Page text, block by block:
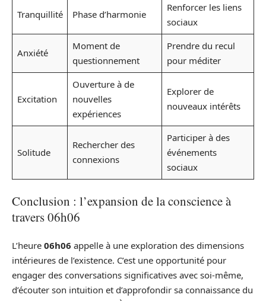
Tranquillité Phase d’harmonie
Renforcer les liens
sociaux
Anxiété
Moment de
questionnement
Prendre du recul
pour méditer
Excitation
Ouverture à de
nouvelles
expériences
Explorer de
nouveaux intérêts
Solitude
Rechercher des
connexions
Participer à des
événements
sociaux
Conclusion : l’expansion de la conscience à
travers 06h06
L’heure 06h06 appelle à une exploration des dimensions
intérieures de l’existence. C’est une opportunité pour
engager des conversations significatives avec soi-même,
d’écouter son intuition et d’approfondir sa connaissance du